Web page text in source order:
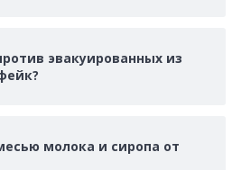
эвакуированных из
молока и сиропа от